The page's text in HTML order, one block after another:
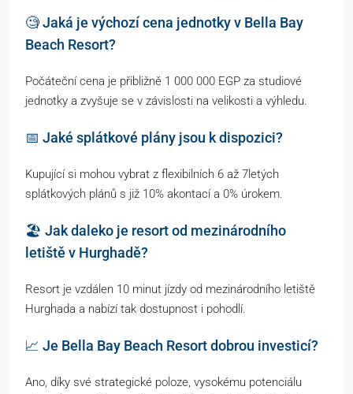
🧐 Jaká je výchozí cena jednotky v Bella Bay
Beach Resort?
Počáteční cena je přibližně 1 000 000 EGP za studiové
jednotky a zvyšuje se v závislosti na velikosti a výhledu.
📅 Jaké splátkové plány jsou k dispozici?
Kupující si mohou vybrat z flexibilních 6 až 7letých
splátkových plánů s již 10% akontací a 0% úrokem.
🏖️ Jak daleko je resort od mezinárodního
letiště v Hurghadě?
Resort je vzdálen 10 minut jízdy od mezinárodního letiště
Hurghada a nabízí tak dostupnost i pohodlí.
📈 Je Bella Bay Beach Resort dobrou investicí?
Ano, díky své strategické poloze, vysokému potenciálu